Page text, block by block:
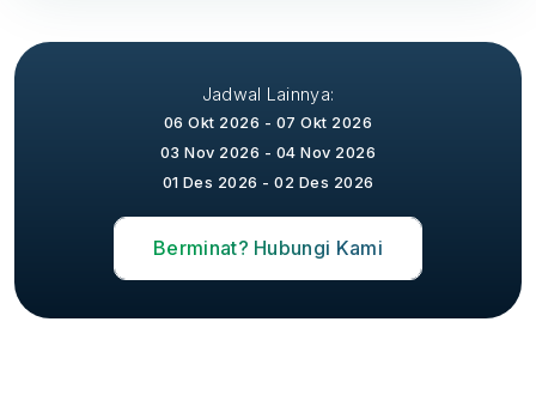
Jadwal Lainnya:
06 Okt 2026 - 07 Okt 2026
03 Nov 2026 - 04 Nov 2026
01 Des 2026 - 02 Des 2026
Berminat? Hubungi Kami